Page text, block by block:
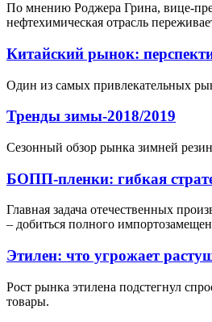
По мнению Роджера Грина, вице-
нефтехимическая отрасль
Китайский рынок:
Один из самых привлекательных
Тренды зимы-2018/2019
Сезонный обзор рынка зимней
БОПП-пленки: гибкая
Главная задача отечественных
– добиться полного
Этилен: что угрожает
Рост рынка этилена подстегнул
товары.